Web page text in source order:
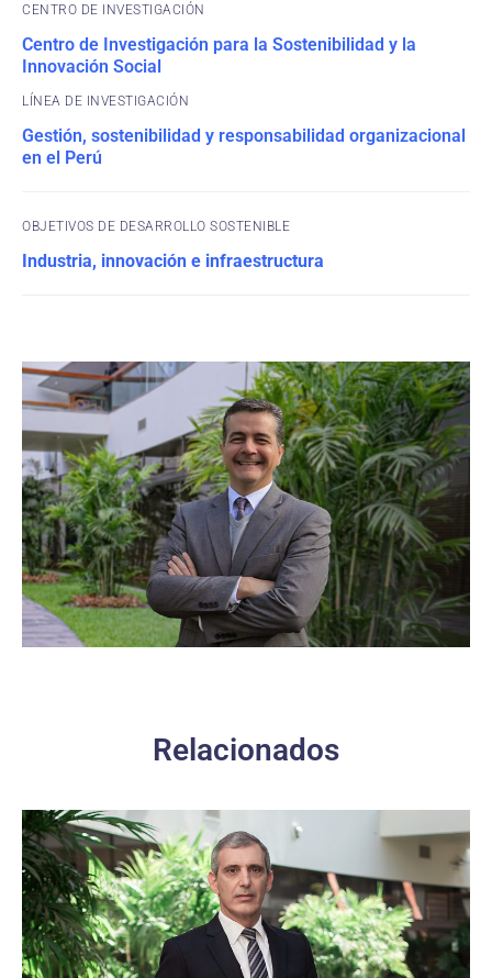
CENTRO DE INVESTIGACIÓN
Centro de Investigación para la Sostenibilidad y la
Innovación Social
Gestión, sostenibilidad y responsabilidad organizacional
en el Perú
OBJETIVOS DE DESARROLLO SOSTENIBLE
Industria, innovación e infraestructura
Relacionados